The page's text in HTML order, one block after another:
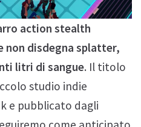
action stealth
non disdegna splatter,
litri di sangue. Il titolo
studio indie
e pubblicato dagli